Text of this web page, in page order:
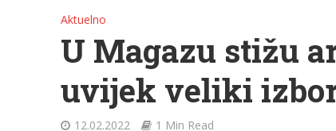
Aktuelno
U Magazu stižu
uvijek veliki
12.02.2022 1 Min Read